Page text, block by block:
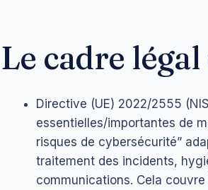
Le cadre
Directive (UE) 2022/2555
essentielles/importantes de
risques de cybersécurité”
traitement des incidents,
communications. Cela